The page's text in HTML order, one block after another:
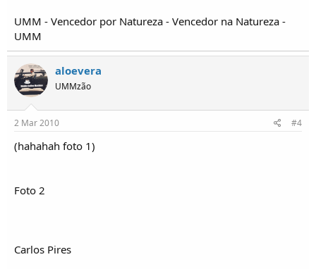
UMM - Vencedor por Natureza - Vencedor na Natureza -
UMM
aloevera
UMMzão
2 Mar 2010 #4
(hahahah foto 1)
Foto 2
Carlos Pires